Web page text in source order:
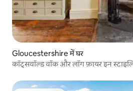
Gloucestershire में घर
कॉट्सवॉल्ड वॉक और लॉग फ़ायर इन